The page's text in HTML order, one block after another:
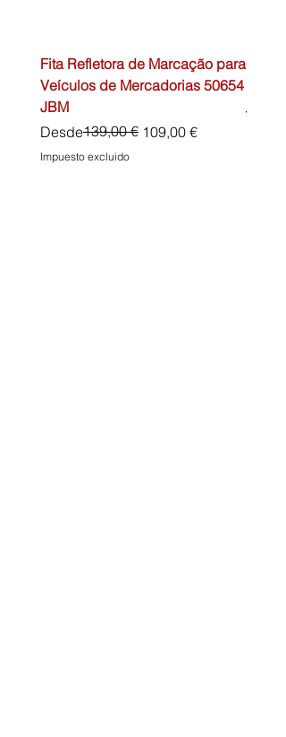
Fita Refletora de Marcação para
Veículos de Mercadorias 50654
JBM
Desde
Precio139,00 € 109,00 €
Precio de oferta
Impuesto excluido
Precio
45,00 €